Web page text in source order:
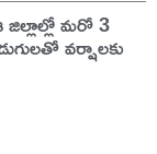
మరో 3
వర్షాలకు